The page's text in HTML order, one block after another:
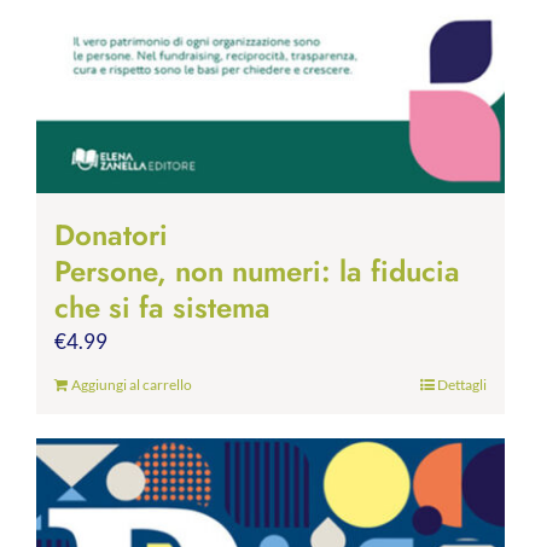
Donatori
Persone, non numeri: la fiducia
che si fa sistema
€4.99
Aggiungi al carrello Dettagli